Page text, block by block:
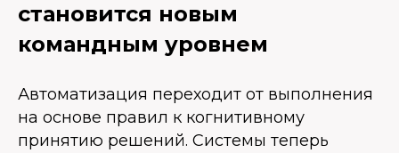
становится новым
командным уровнем
Автоматизация переходит от выполнения
на основе правил к когнитивному
принятию решений. Системы теперь